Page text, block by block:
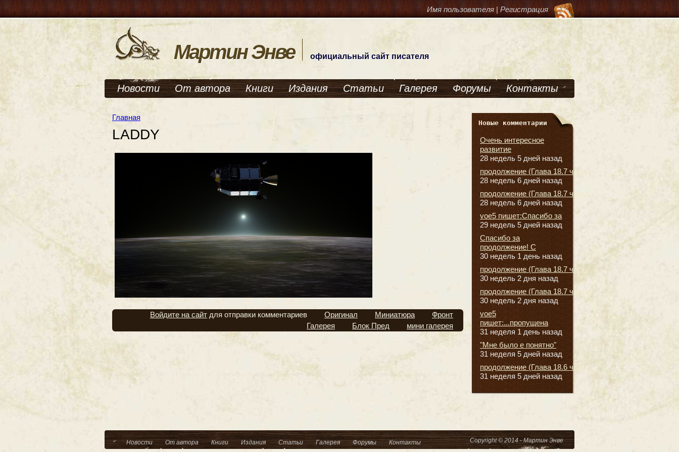
Имя пользователя | Регистрация
Мартин Энве официальный сайт писателя
Новости От автора Книги Издания Статьи Галерея Форумы Контакты
Главная
LADDY
Войдите на сайт для отправки комментариев Оригинал Миниатюра
Фронт
Галерея
Блок Пред мини галерея
Новые комментарии
Очень интересное
развитие
28 недель 5 дней назад
продолжение (Глава 18.7 часть
28 недель 6 дней назад
продолжение (Глава 18.7 часть
28 недель 6 дней назад
voe5 пишет:Спасибо за
29 недель 5 дней назад
Спасибо за
продолжение! С
30 недель 1 день назад
продолжение (Глава 18.7 часть
30 недель 2 дня назад
продолжение (Глава 18.7 часть
30 недель 2 дня назад
voe5
пишет:...пропущена
31 неделя 1 день назад
"Мне было е понятно"
31 неделя 5 дней назад
продолжение (Глава 18.6 часть
31 неделя 5 дней назад
Copyright © 2014 - Мартин Энве
Новости От автора Книги Издания Статьи Галерея Форумы Контакты